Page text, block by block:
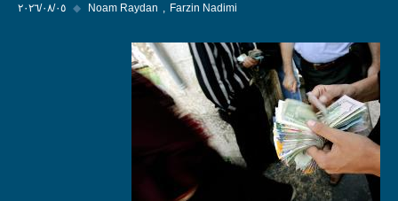
٠٥‏/٠٨‏/٢٠٢٦ ◆ Noam Raydan Farzin Nadimi